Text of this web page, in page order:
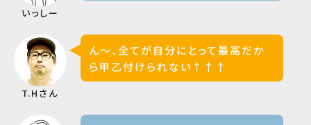
いっしー
T.Hさん
ん〜、全てが自分にとって最高だか
ら甲乙付けられない↑↑↑